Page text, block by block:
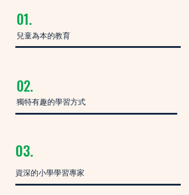
01.
兒童為本的教育
02.
獨特有趣的學習方式
03.
資深的小學學習專家